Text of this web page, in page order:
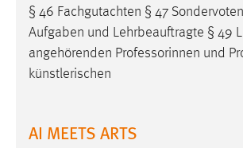
§ 46 Fachgutachten § 47
Aufgaben und Lehrbeauftragte § 49
angehörenden Professorinnen und
künstlerischen
AI MEETS ARTS
Cookie Laufzeit: 3 Monate
Facebook Pixel
Anbieter: